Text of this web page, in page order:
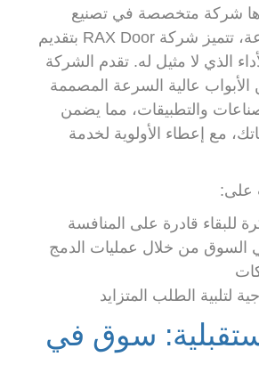
شركة متخصصة في تصنيع
الأبواب عالية السرعة، تتميز شركة RAX Door بتقديم
الذي لا مثيل له. تقدم الشركة
عالية السرعة المصممة
والتطبيقات، مما يضمن
مع إعطاء الأولوية لخدمة
على:
للبقاء قادرة على المنافسة
من خلال عمليات الدمج
لتلبية الطلب المتزايد
سوق في